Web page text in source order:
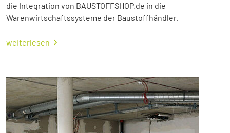
die Integration von BAUSTOFFSHOP.de in die
Warenwirtschaftssysteme der Baustoffhändler.
weiterlesen